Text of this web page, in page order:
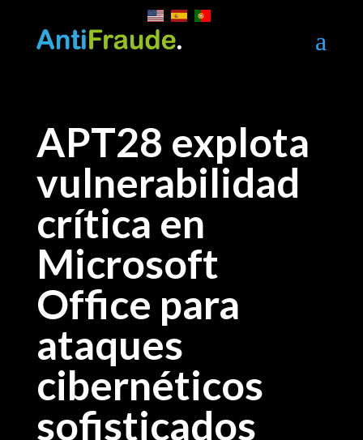
a
APT28 explota
vulnerabilidad
crítica en
Microsoft
Office para
ataques
cibernéticos
sofisticados